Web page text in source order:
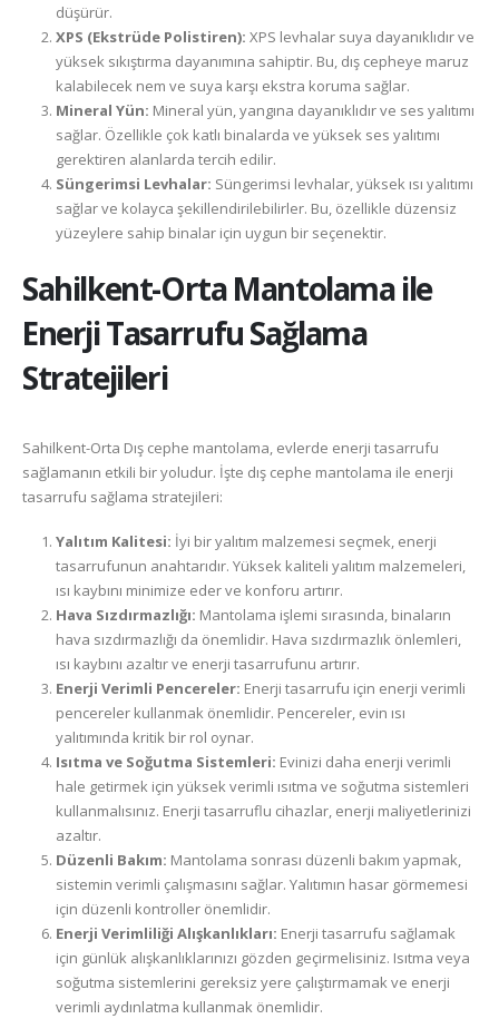
düşürür.
XPS (Ekstrüde Polistiren): XPS levhalar suya dayanıklıdır ve
yüksek sıkıştırma dayanımına sahiptir. Bu, dış cepheye maruz
kalabilecek nem ve suya karşı ekstra koruma sağlar.
Mineral Yün: Mineral yün, yangına dayanıklıdır ve ses yalıtımı
sağlar. Özellikle çok katlı binalarda ve yüksek ses yalıtımı
gerektiren alanlarda tercih edilir.
Süngerimsi Levhalar: Süngerimsi levhalar, yüksek ısı yalıtımı
sağlar ve kolayca şekillendirilebilirler. Bu, özellikle düzensiz
yüzeylere sahip binalar için uygun bir seçenektir.
Sahilkent-OrtaMantolama ile
Enerji Tasarrufu Sağlama
Stratejileri
Sahilkent-Orta Dış cephe mantolama, evlerde enerji tasarrufu
sağlamanın etkili bir yoludur. İşte dış cephe mantolama ile enerji
tasarrufu sağlama stratejileri:
Yalıtım Kalitesi: İyi bir yalıtım malzemesi seçmek, enerji
tasarrufunun anahtarıdır. Yüksek kaliteli yalıtım malzemeleri,
ısı kaybını minimize eder ve konforu artırır.
Hava Sızdırmazlığı: Mantolama işlemi sırasında, binaların
hava sızdırmazlığı da önemlidir. Hava sızdırmazlık önlemleri,
ısı kaybını azaltır ve enerji tasarrufunu artırır.
Enerji Verimli Pencereler: Enerji tasarrufu için enerji verimli
pencereler kullanmak önemlidir. Pencereler, evin ısı
yalıtımında kritik bir rol oynar.
Isıtma ve Soğutma Sistemleri: Evinizi daha enerji verimli
hale getirmek için yüksek verimli ısıtma ve soğutma sistemleri
kullanmalısınız. Enerji tasarruflu cihazlar, enerji maliyetlerinizi
azaltır.
Düzenli Bakım: Mantolama sonrası düzenli bakım yapmak,
sistemin verimli çalışmasını sağlar. Yalıtımın hasar görmemesi
için düzenli kontroller önemlidir.
Enerji Verimliliği Alışkanlıkları: Enerji tasarrufu sağlamak
için günlük alışkanlıklarınızı gözden geçirmelisiniz. Isıtma veya
soğutma sistemlerini gereksiz yere çalıştırmamak ve enerji
verimli aydınlatma kullanmak önemlidir.